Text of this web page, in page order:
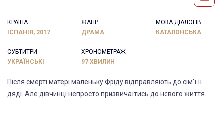
КРАЇНА
ІСПАНІЯ, 2017
ЖАНР
ДРАМА
МОВА ДІАЛОГІВ
КАТАЛОНСЬКА
СУБТИТРИ
УКРАЇНСЬКІ
ХРОНОМЕТРАЖ
97 ХВИЛИН
Після смерті матері маленьку Фріду відправляють до сім'ї її
дяді. Але дівчинці непросто призвичаїтись до нового життя.